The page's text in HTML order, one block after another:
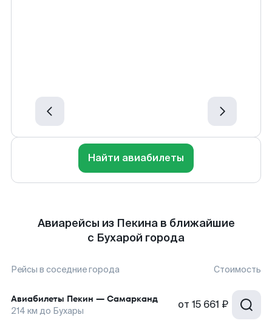
Найти авиабилеты
Авиарейсы из Пекина в ближайшие
с Бухарой города
Рейсы в соседние города Стоимость
Авиабилеты Пекин — Самарканд
214 км до Бухары от 15 661 ₽